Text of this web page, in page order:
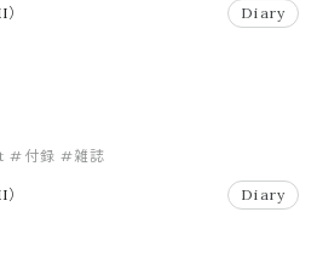
Diary
#付録 #雑誌
Diary